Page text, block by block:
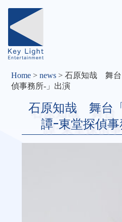
Home >news >石原知哉 舞台
偵事務所-」出演
石原知哉 舞台
譚-東堂探偵